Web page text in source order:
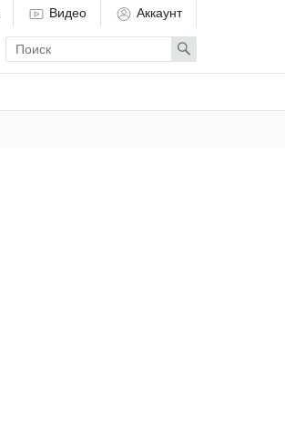
Видео Аккаунт
Enter
search
term
Search